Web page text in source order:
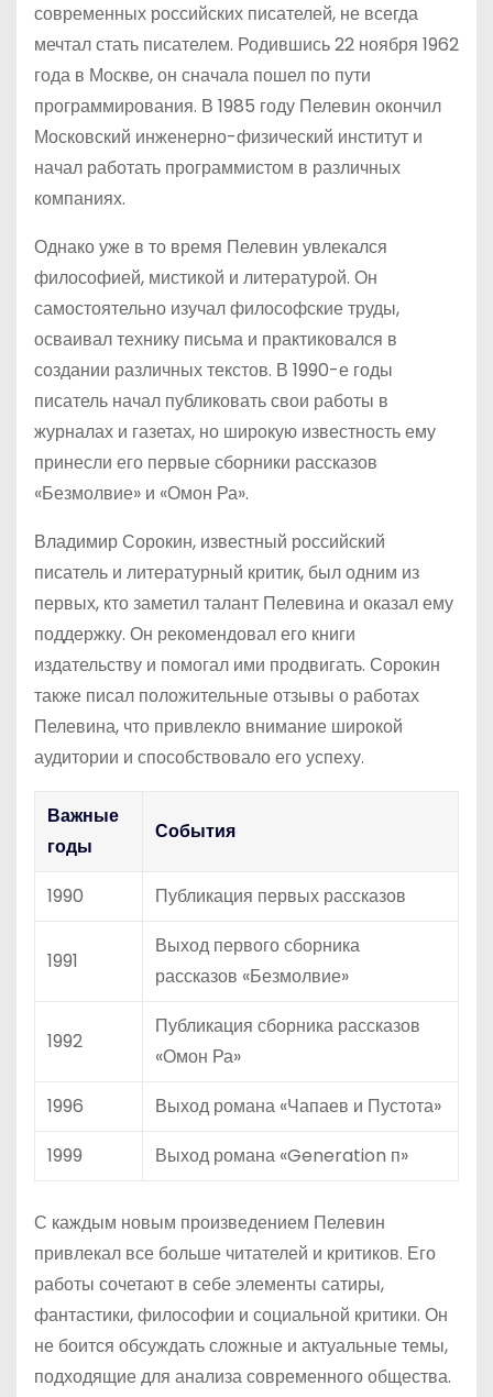
современных российских писателей, не всегда
мечтал стать писателем. Родившись 22 ноября 1962
года в Москве, он сначала пошел по пути
программирования. В 1985 году Пелевин окончил
Московский инженерно-физический институт и
начал работать программистом в различных
компаниях.
Однако уже в то время Пелевин увлекался
философией, мистикой и литературой. Он
самостоятельно изучал философские труды,
осваивал технику письма и практиковался в
создании различных текстов. В 1990-е годы
писатель начал публиковать свои работы в
журналах и газетах, но широкую известность ему
принесли его первые сборники рассказов
«Безмолвие» и «Омон Ра».
Владимир Сорокин, известный российский
писатель и литературный критик, был одним из
первых, кто заметил талант Пелевина и оказал ему
поддержку. Он рекомендовал его книги
издательству и помогал ими продвигать. Сорокин
также писал положительные отзывы о работах
Пелевина, что привлекло внимание широкой
аудитории и способствовало его успеху.
Важные
годы
События
1990 Публикация первых рассказов
1991
Выход первого сборника
рассказов «Безмолвие»
1992
Публикация сборника рассказов
«Омон Ра»
1996
Выход романа «Чапаев и Пустота»
1999
Выход романа «Generation п»
С каждым новым произведением Пелевин
привлекал все больше читателей и критиков. Его
работы сочетают в себе элементы сатиры,
фантастики, философии и социальной критики. Он
не боится обсуждать сложные и актуальные темы,
подходящие для анализа современного общества.